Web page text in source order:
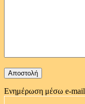
Ενημέρωση μέσω e-mail